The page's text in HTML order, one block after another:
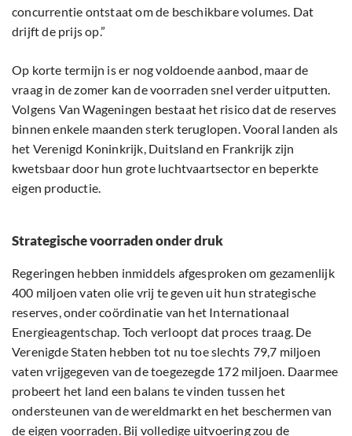
concurrentie ontstaat om de beschikbare volumes. Dat
drijft de prijs op.”
Op korte termijn is er nog voldoende aanbod, maar de
vraag in de zomer kan de voorraden snel verder uitputten.
Volgens Van Wageningen bestaat het risico dat de reserves
binnen enkele maanden sterk teruglopen. Vooral landen als
het Verenigd Koninkrijk, Duitsland en Frankrijk zijn
kwetsbaar door hun grote luchtvaartsector en beperkte
eigen productie.
Strategische voorraden onder druk
Regeringen hebben inmiddels afgesproken om gezamenlijk
400 miljoen vaten olie vrij te geven uit hun strategische
reserves, onder coördinatie van het Internationaal
Energieagentschap. Toch verloopt dat proces traag. De
Verenigde Staten hebben tot nu toe slechts 79,7 miljoen
vaten vrijgegeven van de toegezegde 172 miljoen. Daarmee
probeert het land een balans te vinden tussen het
ondersteunen van de wereldmarkt en het beschermen van
de eigen voorraden. Bij volledige uitvoering zou de